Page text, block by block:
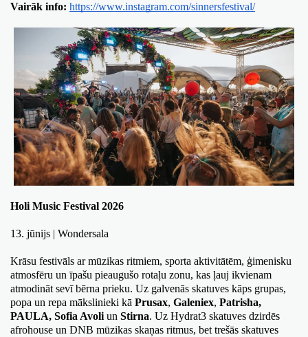
Vairāk info: https://www.instagram.com/sinnersfestival/
Holi Music Festival 2026
13. jūnijs | Wondersala
Krāsu festivāls ar mūzikas ritmiem, sporta aktivitātēm, ģimenisku
atmosfēru un īpašu pieaugušo rotaļu zonu, kas ļauj ikvienam
atmodināt sevī bērna prieku. Uz galvenās skatuves kāps grupas,
popa un repa mākslinieki kā Prusax, Galeniex, Patrisha,
PAULA, Sofia Avoli un Stirna. Uz Hydrat3 skatuves dzirdēs
afrohouse un DNB mūzikas skaņas ritmus, bet trešās skatuves